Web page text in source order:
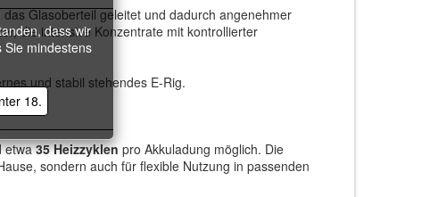
dass wir
mindestens
18.
Glasoberteil geleitet und dadurch angenehmer
die intensive Konzentrate mit kontrollierter
und stabil stehendes E-Rig.
etwa35 Heizzyklen pro Akkuladung möglich. Die
sondern auch für flexible Nutzung in passenden